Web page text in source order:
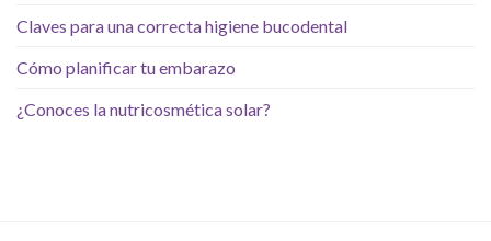
Claves para una correcta higiene bucodental
Cómo planificar tu embarazo
¿Conoces la nutricosmética solar?